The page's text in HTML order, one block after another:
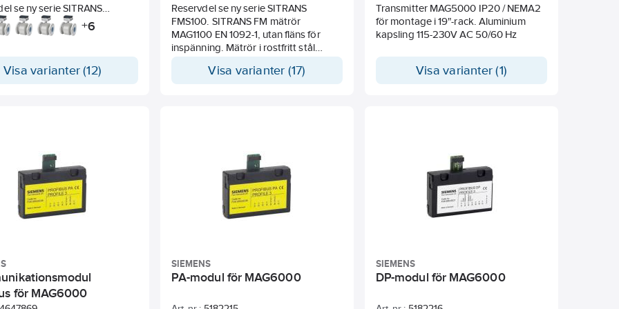
se ny serie SITRANS
SITRANS FM mätrör
EN 1092-1, fläns i kolstål
-20...+150ºC.
+6
Visa varianter (12)
Reservdel se ny serie SITRANS
FMS100. SITRANS FM mätrör
MAG1100 EN 1092-1, utan fläns för
inspänning. Mätrör i rostfritt stål
Visa varianter (17)
Transmitter MAG5000 IP20 / NEMA2
för montage i 19"-rack. Aluminium
kapsling 115-230V AC 50/60 Hz
Visa varianter (1)
för MAG6000
SIEMENS
PA-modul för MAG6000
SIEMENS
DP-modul för MAG6000